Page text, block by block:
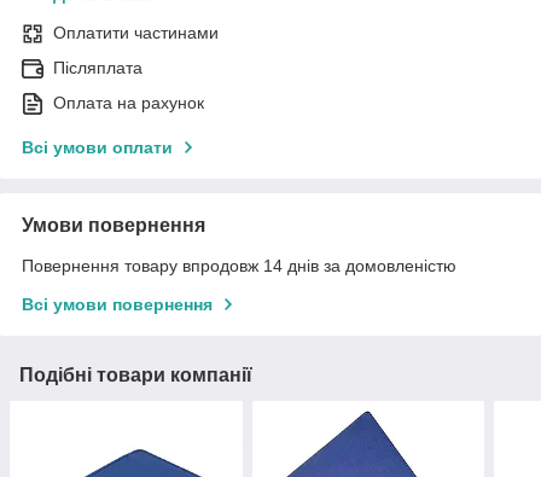
Оплатити частинами
Післяплата
Оплата на рахунок
Всі умови оплати
Умови повернення
Повернення товару впродовж 14 днів за домовленістю
Всі умови повернення
Подібні товари компанії